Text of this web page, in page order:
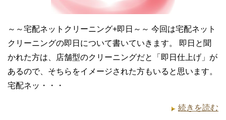
～～宅配ネットクリーニング+即日～～ 今回は宅配ネット
クリーニングの即日について書いていきます。 即日と聞
かれた方は、店舗型のクリーニングだと「即日仕上げ」が
あるので、そちらをイメージされた方もいると思います。
宅配ネッ・・・
続きを読む